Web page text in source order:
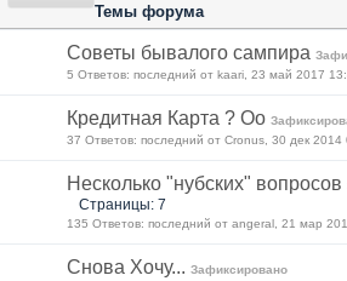
Темы форума
Советы бывалого сампира
5 Ответов: последний от kaari, 23 май 2017
Кредитная Карта ? Оо
37 Ответов: последний от Cronus, 30 дек 2014
Несколько "нубских" вопросов
Страницы: 7
135 Ответов: последний от angeral, 21 мар
Снова Хочу... Зафиксировано